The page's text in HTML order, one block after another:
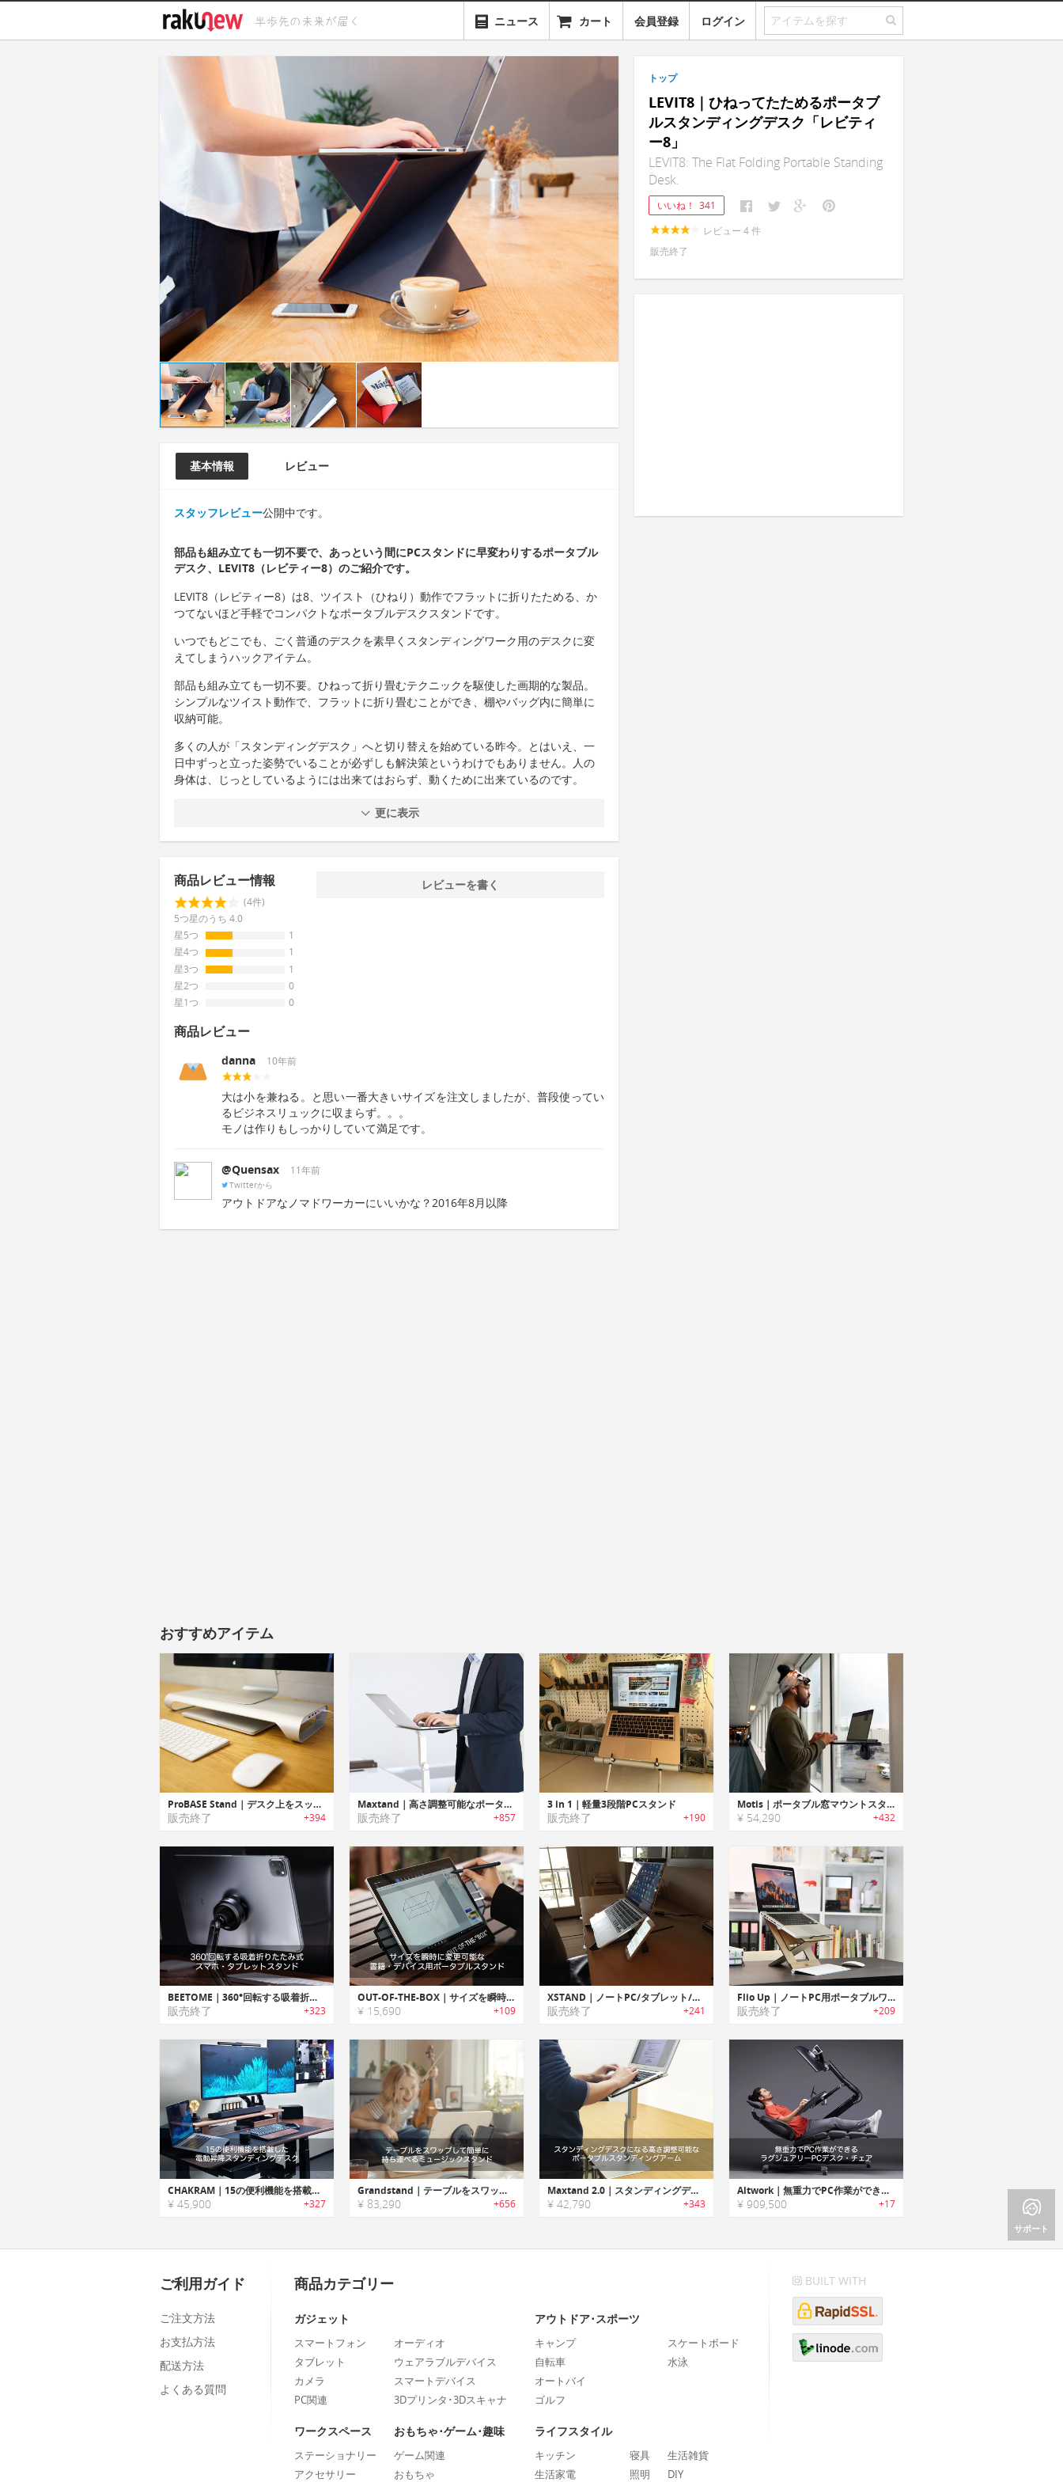
ニュース カート 会員登録 ログイン
基本情報 レビュー
スタッフレビュー公開中です。
部品も組み立ても一切不要で、あっという間にPCスタンドに早変わりするポータブル
デスク、LEVIT8（レビティー8）のご紹介です。
LEVIT8（レビティー8）は8、ツイスト（ひねり）動作でフラットに折りたためる、か
つてないほど手軽でコンパクトなポータブルデスクスタンドです。
いつでもどこでも、ごく普通のデスクを素早くスタンディングワーク用のデスクに変
えてしまうハックアイテム。
部品も組み立ても一切不要。ひねって折り畳むテクニックを駆使した画期的な製品。
シンプルなツイスト動作で、フラットに折り畳むことができ、棚やバッグ内に簡単に
収納可能。
多くの人が「スタンディングデスク」へと切り替えを始めている昨今。とはいえ、一
日中ずっと立った姿勢でいることが必ずしも解決策というわけでもありません。人の
身体は、じっとしているようには出来てはおらず、動くために出来ているのです。
更に表示
商品レビュー情報
(4件)
5つ星のうち 4.0
星5つ
1
星4つ
1
星3つ
1
星2つ
0
星1つ
0
レビューを書く
商品レビュー
danna 10年前
大は小を兼ねる。と思い一番大きいサイズを注文しましたが、普段使ってい
るビジネスリュックに収まらず。。。
モノは作りもしっかりしていて満足です。
@Quensax 11年前
Twitterから
アウトドアなノマドワーカーにいいかな？2016年8月以降
トップ
LEVIT8｜ひねってたためるポータブ
ルスタンディングデスク「レビティ
ー8」
LEVIT8: The Flat Folding Portable Standing
Desk.
いいね！ 341
レビュー 4件
販売終了
おすすめアイテム
ProBASE Stand｜デスク上をスッキリと整頓するUSB-C /USBハブ内蔵アルミニウム製スタンド「プロベース」
販売終了 +394
Maxtand｜高さ調整可能なポータブルスタンディングアーム「マックスタンド」
販売終了 +857
3 in 1｜軽量3段階PCスタンド
販売終了 +190
Motis｜ポータブル窓マウントスタンディングデスク＆ノートPCスタンド「モーティス」
¥ 54,290 +432
BEETOME｜360°回転する吸着折りたたみ式スマホ・タブレットスタンド
販売終了 +323
OUT-OF-THE-BOX｜サイズを瞬時に変更可能な書籍・デバイス用ポータブルスタンド
¥ 15,690 +109
XSTAND｜ノートPC/タブレット/スマホを取付可能なエルゴデザインユニバーサルスタンド「エックススタンド」
販売終了 +241
Flio Up｜ノートPC用ポータブルワークステーション「フリオアップ」
販売終了 +209
CHAKRAM｜15の便利機能を搭載した電動昇降スタンディングデスク「チャクラム」
¥ 45,900 +327
Grandstand｜テーブルをスワップして簡単に持ち運べるミュージックスタンド「グランドスタンド」
¥ 83,290 +656
Maxtand 2.0｜スタンディングデスクになる高さ調整可能なポータブルスタンディングアーム「マックスタンド2.0」
¥ 42,790 +343
Altwork｜無重力でPC作業ができるラグジュアリーPCデスク・チェア
¥ 909,500 +17
サポート
ご利用ガイド
ご注文方法
お支払方法
配送方法
よくある質問
商品カテゴリー
ガジェット
スマートフォン
タブレット
カメラ
PC関連
オーディオ
ウェアラブルデバイス
スマートデバイス
3Dプリンタ･3Dスキャナ
アウトドア･スポーツ
キャンプ
自転車
オートバイ
ゴルフ
スケートボード
水泳
ワークスペース
ステーショナリー
アクセサリー
おもちゃ･ゲーム･趣味
ゲーム関連
おもちゃ
ライフスタイル
キッチン
生活家電
寝具
照明
生活雑貨
DIY
BUILT WITH